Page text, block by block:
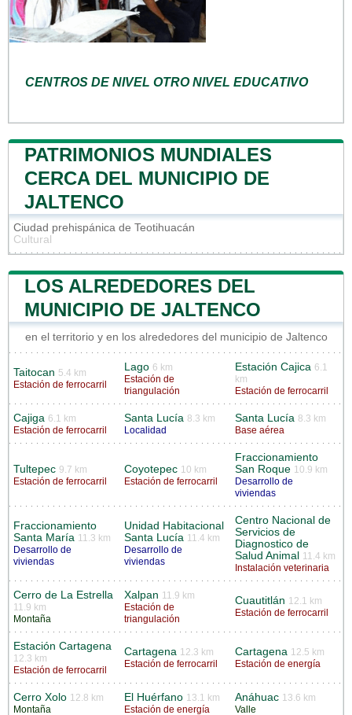
CENTROS DE NIVEL OTRO NIVEL EDUCATIVO
PATRIMONIOS MUNDIALES
CERCA DEL MUNICIPIO DE
JALTENCO
Ciudad prehispánica de Teotihuacán
Cultural
LOS ALREDEDORES DEL
MUNICIPIO DE JALTENCO
en el territorio y en los alrededores del municipio de Jaltenco
Taitocan 5.4 km
Estación de ferrocarril
Lago 6 km
Estación de
triangulación
Estación Cajica 6.1
km
Estación de ferrocarril
Cajiga 6.1 km
Estación de ferrocarril
Santa Lucía 8.3 km
Localidad
Santa Lucía 8.3 km
Base aérea
Tultepec 9.7 km
Estación de ferrocarril
Coyotepec 10 km
Estación de ferrocarril
Fraccionamiento
San Roque 10.9 km
Desarrollo de
viviendas
Fraccionamiento
Santa María 11.3 km
Desarrollo de
viviendas
Unidad Habitacional
Santa Lucía 11.4 km
Desarrollo de
viviendas
Centro Nacional de
Servicios de
Diagnostico de
Salud Animal 11.4 km
Instalación veterinaria
Cerro de La Estrella
11.9 km
Montaña
Xalpan 11.9 km
Estación de
triangulación
Cuautitlán 12.1 km
Estación de ferrocarril
Estación Cartagena
12.3 km
Estación de ferrocarril
Cartagena 12.3 km
Estación de ferrocarril
Cartagena 12.5 km
Estación de energía
Cerro Xolo 12.8 km
Montaña
El Huérfano 13.1 km
Estación de energía
Anáhuac 13.6 km
Valle